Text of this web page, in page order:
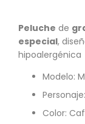
Peluche de
especial,
hipoalergénica
Modelo:
Color: